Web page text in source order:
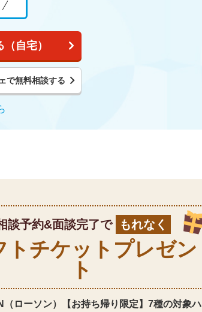
自宅）
で無料相談する
談予約&面談完了で もれなく
トチケット プレゼン
ト
（ローソン）【お持ち帰り限定】 7種の対象ハ